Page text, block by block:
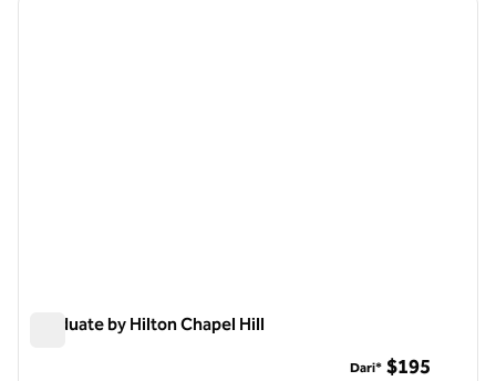
1 dari 12
Graduate by Hilton Chapel Hill
Dari* $195